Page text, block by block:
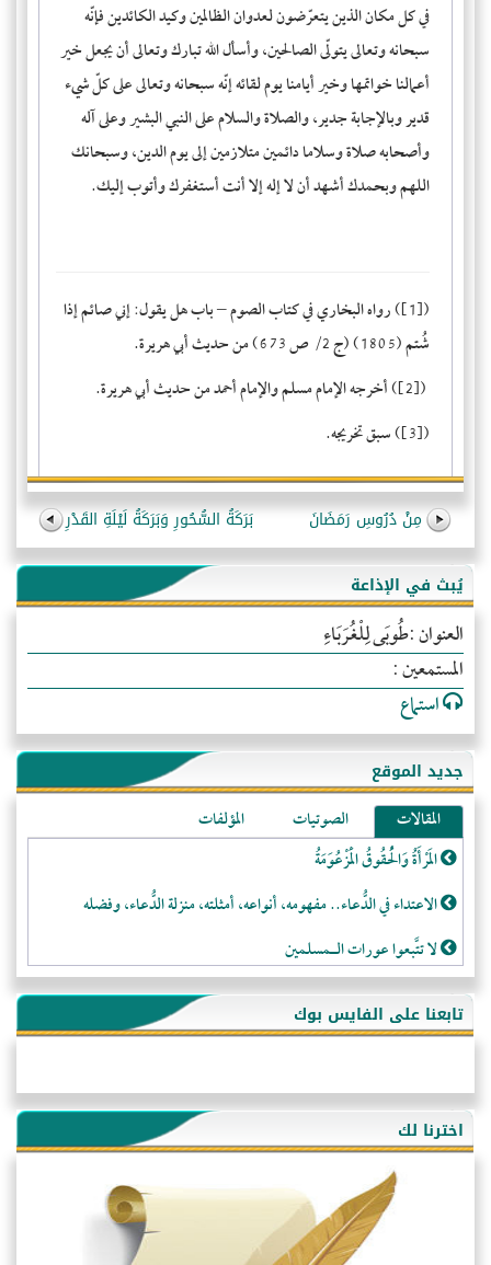
في كل مكان الذين يتعرّضون لعدوان الظالمين وكيد الكائدين فإنّه
سبحانه وتعالى يتولّى الصالحين، وأسأل الله تبارك وتعالى أن يجعل خير
أعمالنا خواتمها وخير أيامنا يوم لقائه إنّه سبحانه وتعالى على كلّ شيء
قدير وبالإجابة جدير، والصلاة والسلام على النبي البشير وعلى آله
وأصحابه صلاة وسلاما دائمين متلازمين إلى يوم الدين، وسبحانك
اللهم وبحمدك أشهد أن لا إله إلا أنت أستغفرك وأتوب إليك.
(
[1]) رواه البخاري في كتاب الصوم – باب هل يقول: إني صائم إذا
شُتم (1805) (ج 2/ ص 673) من حديث أبي هريرة.
)
[2]
(أخرجه الإمام مسلم والإمام أحمد من حديث أبي هريرة.
(
[3]) سبق تخريجه.
مِنْ دُرُوسِ رَمَضَانَ بَرَكَةُ السُّحُورِ وَبَرَكَةُ لَيْلَةِ القَدْرِ
يُبث في الإذاعة
العنوان :طُوبَى لِلْغُرَبَاءِ
المستمعين :
استماع
جديد الموقع
المقالات الصوتيات
المؤلفات
المَرْأَةُ وَالْحُقُوقُ الْمَزْعُوَمَةُ
الاعتداء في الدُّعاء.. مفهومه، أنواعه، أمثلته، منزلة الدُّعاء، وفضله
لا تتَّبعوا عورات الـمسلمين
فقه النَّصيحة عند الصَّحابة الكرام رضي الله عنهم
لَا عِزَّةَ إِلَّا بِالإِسْلَامِ
هذه سبيلنا فماذا تنقمون؟!
أُسُـسُ بَـيْـتِ الـمُسْـلِمِ
التَّعْلِيمُ القُرْآنِي
كلمة إلى إخواني السلفيين في الجزائر
تابعنا على الفايس بوك
اخترنا لك